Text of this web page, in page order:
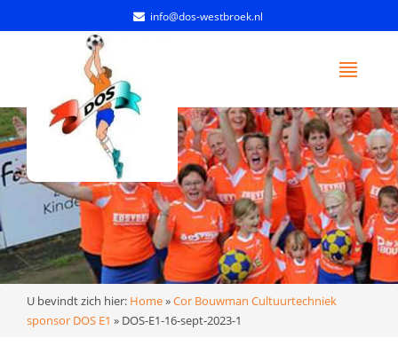
info@dos-westbroek.nl
U bevindt zich hier: Home»Cor Bouwman Cultuurtechniek
sponsor DOS E1 » DOS-E1-16-sept-2023-1